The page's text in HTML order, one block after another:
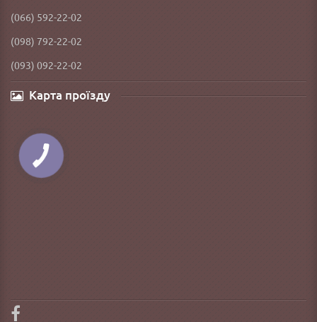
(066) 592-22-02
(098) 792-22-02
(093) 092-22-02
Карта проїзду
КНОПКА
ЗВ'ЯЗКУ